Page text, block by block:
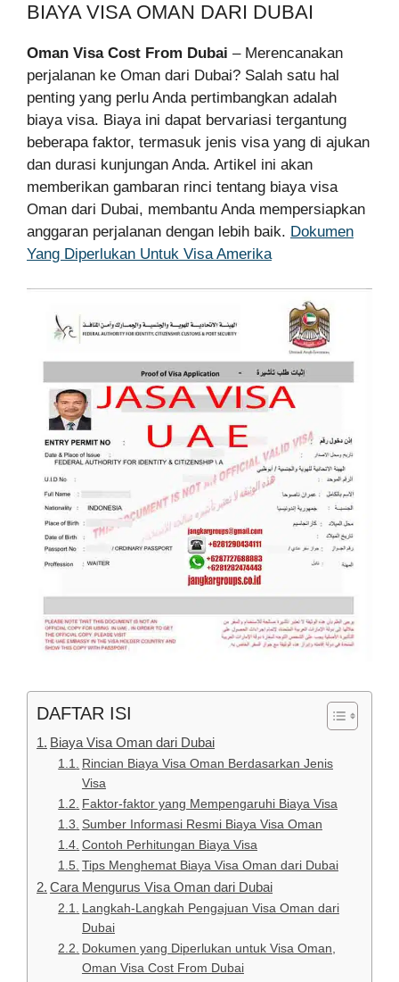
BIAYA VISA OMAN DARI DUBAI
Oman Visa Cost From Dubai – Merencanakan
perjalanan ke Oman dari Dubai? Salah satu hal
penting yang perlu Anda pertimbangkan adalah
biaya visa. Biaya ini dapat bervariasi tergantung
beberapa faktor, termasuk jenis visa yang di ajukan
dan durasi kunjungan Anda. Artikel ini akan
memberikan gambaran rinci tentang biaya visa
Oman dari Dubai, membantu Anda mempersiapkan
anggaran perjalanan dengan lebih baik. Dokumen
Yang Diperlukan Untuk Visa Amerika
DAFTAR ISI
Biaya Visa Oman dari Dubai
Rincian Biaya Visa Oman Berdasarkan Jenis
Visa
Faktor-faktor yang Mempengaruhi Biaya Visa
Sumber Informasi Resmi Biaya Visa Oman
Contoh Perhitungan Biaya Visa
Tips Menghemat Biaya Visa Oman dari Dubai
Cara Mengurus Visa Oman dari Dubai
Langkah-Langkah Pengajuan Visa Oman dari
Dubai
Dokumen yang Diperlukan untuk Visa Oman,
Oman Visa Cost From Dubai